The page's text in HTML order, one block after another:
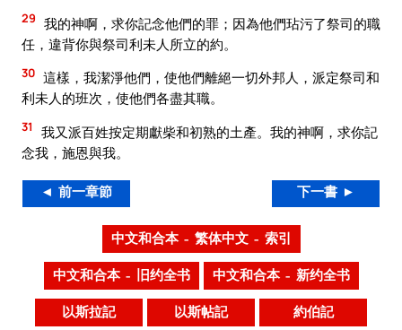
29 我的神啊，求你記念他們的罪；因為他們玷污了祭司的職
任，違背你與祭司利未人所立的約。
30 這樣，我潔淨他們，使他們離絕一切外邦人，派定祭司和
利未人的班次，使他們各盡其職。
31
我又派百姓按定期獻柴和初熟的土產。我的神啊，求你記
念我，施恩與我。
◄ 前一章節 下一書 ►
中文和合本 – 繁体中文 – 索引
中文和合本 – 旧约全书 中文和合本 – 新约全书
以斯拉記 以斯帖記 約伯記